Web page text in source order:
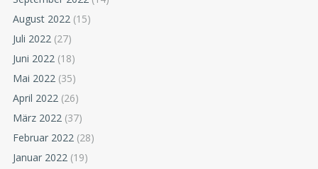
August 2022 (15)
Juli 2022 (27)
Juni 2022 (18)
Mai 2022 (35)
April 2022 (26)
März 2022 (37)
Februar 2022 (28)
Januar 2022 (19)